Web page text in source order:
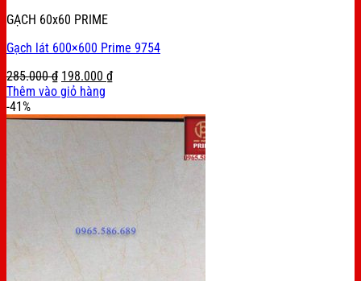
GẠCH 60x60 PRIME
Gạch lát 600×600 Prime 9754
285.000₫ Original
price
285.000 ₫.
198.000 ₫Current
198.000 ₫.
Thêm vào giỏ hàng
-41%